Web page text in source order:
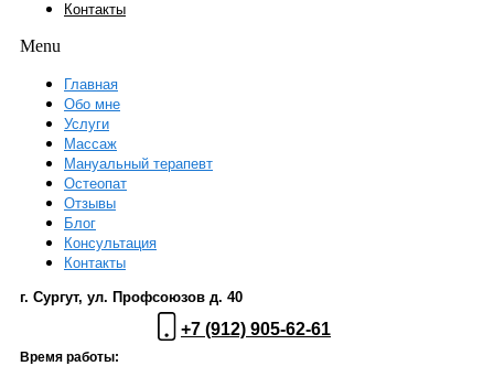
Контакты
Menu
Главная
Обо мне
Услуги
Массаж
Мануальный терапевт
Остеопат
Отзывы
Блог
Консультация
Контакты
г. Сургут, ул. Профсоюзов д. 40
+7 (912) 905-62-61
Время работы: